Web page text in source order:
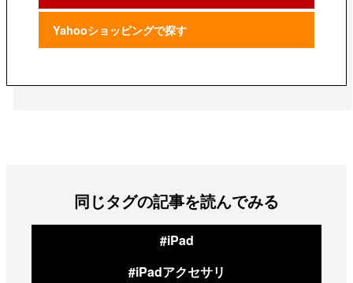
Yahooショッピングで探す
同じタグの記事を読んでみる
#iPad
#iPadアクセサリ